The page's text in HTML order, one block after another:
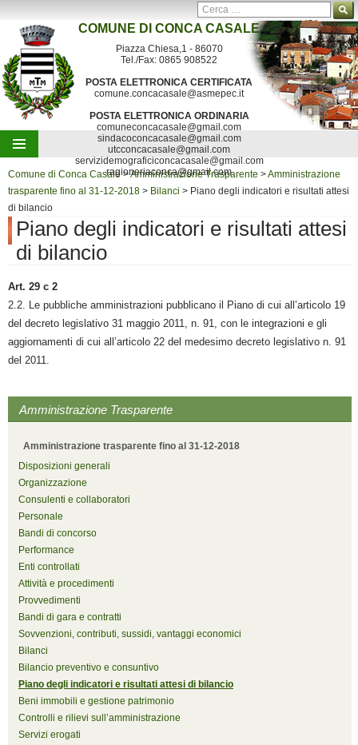
Ricerca per:
Contatti Mappa del sito Segnalazioni
COMUNE DI CONCA CASALE
Piazza Chiesa,1 - 86070
Tel./Fax: 0865 908522
POSTA ELETTRONICA CERTIFICATA
comune.concacasale@asmepec.it
POSTA ELETTRONICA ORDINARIA
comuneconcacasale@gmail.com
sindacoconcacasale@gmail.com
utcconcacasale@gmail.com
servizidemograficiconcacasale@gmail.com
ragioneriaconca@gmail.com
Vai al contenuto
Comune di Conca Casale>Amministrazione Trasparente >Amministrazione
trasparente fino al 31-12-2018 > Bilanci > Piano degli indicatori e risultati attesi
di bilancio
Piano degli indicatori e risultati attesi
di bilancio
Art. 29 c 2
2.2. Le pubbliche amministrazioni pubblicano il Piano di cui all’articolo 19
del decreto legislativo 31 maggio 2011, n. 91, con le integrazioni e gli
aggiornamenti di cui all’articolo 22 del medesimo decreto legislativo n. 91
del 2011.
Amministrazione Trasparente
Amministrazione trasparente fino al 31-12-2018
Disposizioni generali
Organizzazione
Consulenti e collaboratori
Personale
Bandi di concorso
Performance
Enti controllati
Attività e procedimenti
Provvedimenti
Bandi di gara e contratti
Sovvenzioni, contributi, sussidi, vantaggi economici
Bilanci
Bilancio preventivo e consuntivo
Piano degli indicatori e risultati attesi di bilancio
Beni immobili e gestione patrimonio
Controlli e rilievi sull’amministrazione
Servizi erogati